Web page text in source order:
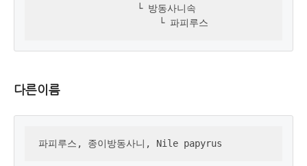
                  └ 방동사니속
                      └ 파피루스
다른이름
파피루스, 종이방동사니, Nile papyrus